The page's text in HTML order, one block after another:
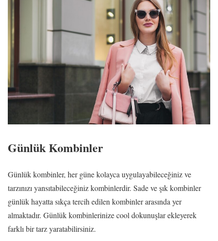
Günlük Kombinler
Günlük kombinler, her güne kolayca uygulayabileceğiniz ve
tarzınızı yansıtabileceğiniz kombinlerdir. Sade ve şık kombinler
günlük hayatta sıkça tercih edilen kombinler arasında yer
almaktadır. Günlük kombinlerinize cool dokunuşlar ekleyerek
farklı bir tarz yaratabilirsiniz.